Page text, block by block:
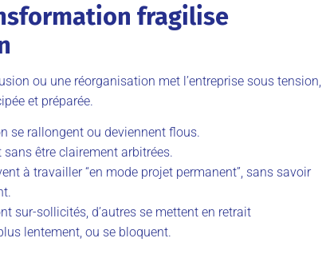
fragilise
ou une réorganisation met l’entreprise sous tension,
et préparée.
se rallongent ou deviennent flous.
être clairement arbitrées.
à travailler “en mode projet permanent”, sans savoir
sur-sollicités, d’autres se mettent en retrait
lentement, ou se bloquent.